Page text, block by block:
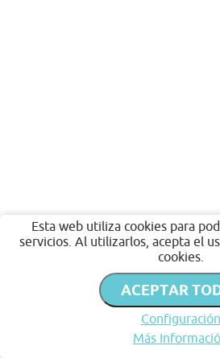
Esta web utiliza cookies para
servicios. Al utilizarlos, acepta el
cookies.
ACEPTAR
Configuración
Más Publicar